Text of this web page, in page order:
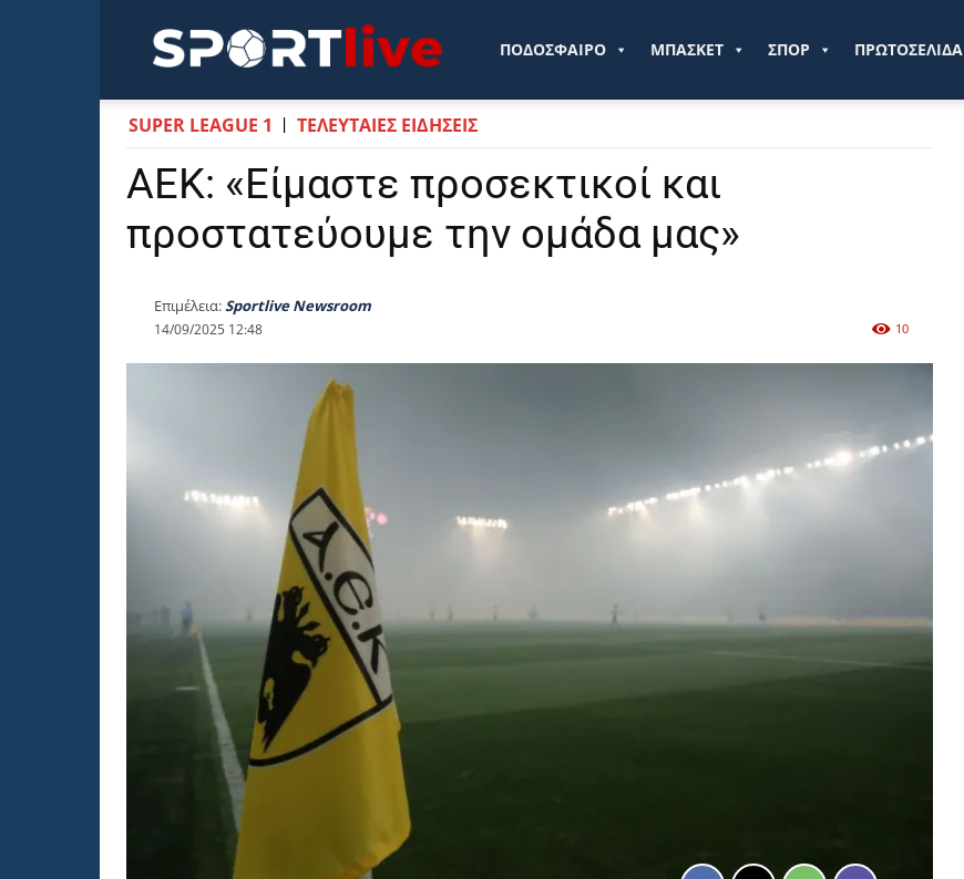
Sportlive.grΠΟΔΟΣΦΑΙΡΟ ΜΠΑΣΚΕΤ ΣΠΟΡ ΠΡΩΤΟΣΕΛΙΔΑ
SUPER LEAGUE 1 ΤΕΛΕΥΤΑΙΕΣ ΕΙΔΗΣΕΙΣ
ΑΕΚ: «Είμαστε προσεκτικοί και
προστατεύουμε την ομάδα μας»
Επιμέλεια:Sportlive Newsroom
14/09/2025 12:48 10